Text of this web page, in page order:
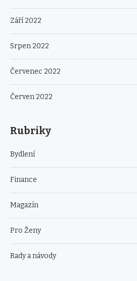
Září 2022
Srpen 2022
Červenec 2022
Červen 2022
Rubriky
Bydlení
Finance
Magazín
Pro Ženy
Rady a návody